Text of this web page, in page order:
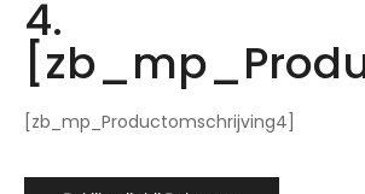
4.
[zb_mp_Productomschrijving4]